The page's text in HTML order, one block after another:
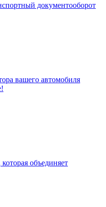
документооборот
вашего автомобиля
объединяет